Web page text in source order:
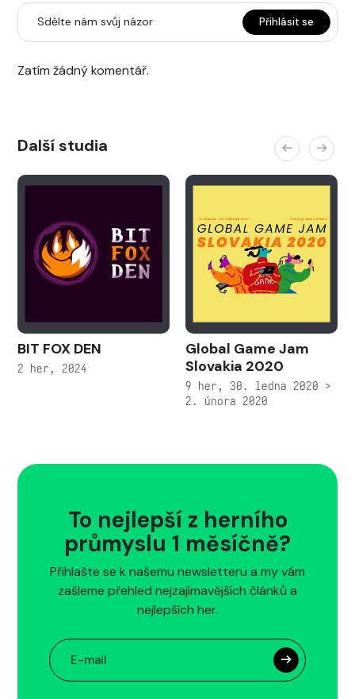
Sdělte nám svůj názor Přihlásit se
Zatím žádný komentář.
Další studia
BIT FOX DEN
2 her, 2024
Global Game Jam
Slovakia 2020
9 her, 30. ledna 2020 >
2. února 2020
To nejlepší z herního
průmyslu 1 měsíčně?
Přihlašte se k našemu newsletteru a my vám
zašleme přehled nejzajímavějších článků a
nejlepších her.